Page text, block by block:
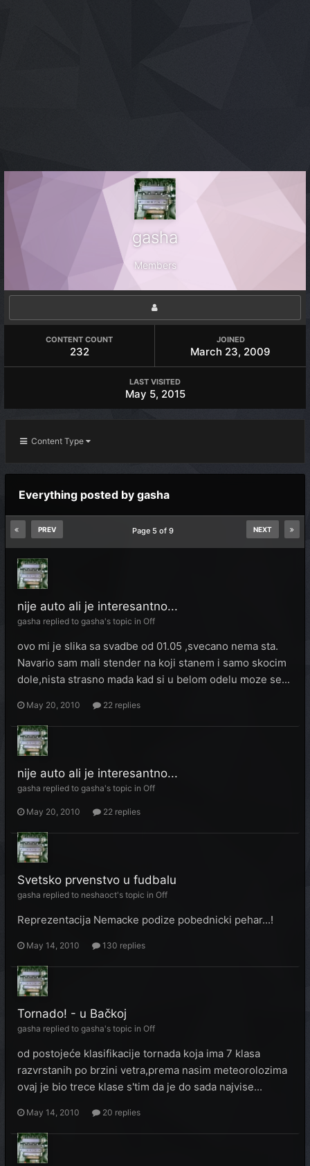
gasha
Members
CONTENT COUNT
232
JOINED
March 23, 2009
LAST VISITED
May 5, 2015
Content Type
Everything posted by gasha
PREV NEXT
Page 5 of 9
nije auto ali je interesantno...
gasha replied to gasha's topic in Off
ovo mi je slika sa svadbe od 01.05 ,svecano nema sta.
Navario sam mali stender na koji stanem i samo skocim
dole,nista strasno mada kad si u belom odelu moze se...
May 20, 2010 22 replies
nije auto ali je interesantno...
gasha replied to gasha's topic in Off
May 20, 2010 22 replies
Svetsko prvenstvo u fudbalu
gasha replied to neshaoct's topic in Off
Reprezentacija Nemacke podize pobednicki pehar...!
May 14, 2010 130 replies
Tornado! - u Bačkoj
gasha replied to gasha's topic in Off
od postojeće klasifikacije tornada koja ima 7 klasa
razvrstanih po brzini vetra,prema nasim meteorolozima
ovaj je bio trece klase s'tim da je do sada najvise...
May 14, 2010 20 replies